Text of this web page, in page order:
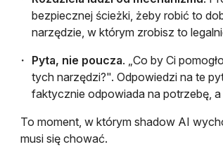
bezpiecznej ścieżki, żeby robić to
narzędzie, w którym zrobisz to
Pyta, nie poucza. „Co by Ci
tych narzędzi?". Odpowiedzi na te
faktycznie odpowiada na potrzebę,
To moment, w którym shadow AI
musi się chować.